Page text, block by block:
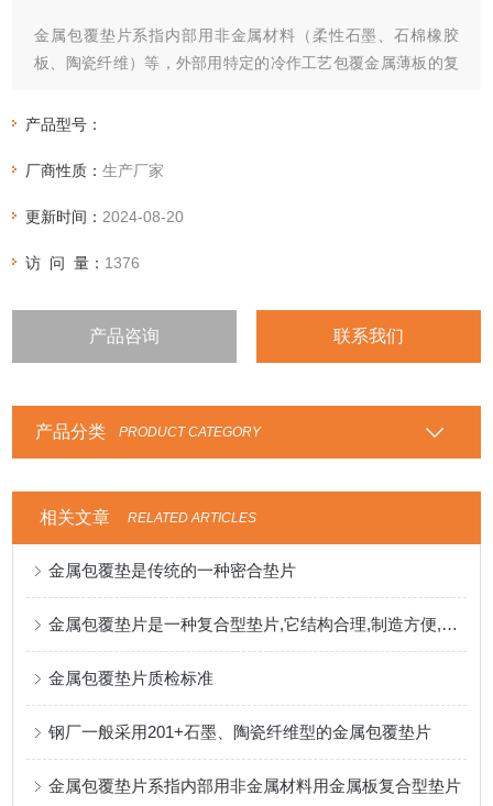
金属包覆垫片系指内部用非金属材料（柔性石墨、石棉橡胶
板、陶瓷纤维）等，外部用特定的冷作工艺包覆金属薄板的复
种，是较传统的一种密合垫片，适用于热交换器、压力容器、
产品型号：
厂商性质：生产厂家
更新时间： 2024-08-20
访 问 量： 1376
产品咨询 联系我们
产品分类 PRODUCT CATEGORY
相关文章 RELATED ARTICLES
金属包覆垫是传统的一种密合垫片
金属包覆垫片是一种复合型垫片,它结构合理,制造方便,其密封性能较好
金属包覆垫片质检标准
钢厂一般采用201+石墨、陶瓷纤维型的金属包覆垫片
金属包覆垫片系指内部用非金属材料用金属板复合型垫片